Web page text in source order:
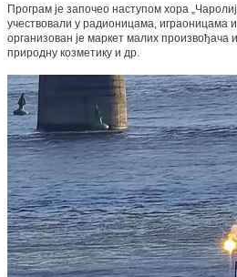
Програм је започео наступом хора
учествовали у радионицама, играоницама
организован је маркет малих произвођача
природну козметику и др.